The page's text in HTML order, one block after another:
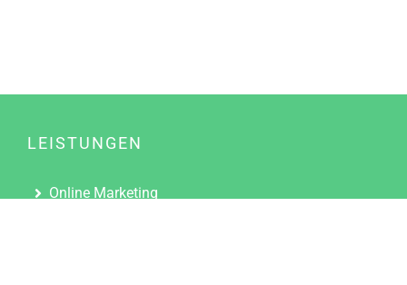
LEISTUNGEN
Online Marketing